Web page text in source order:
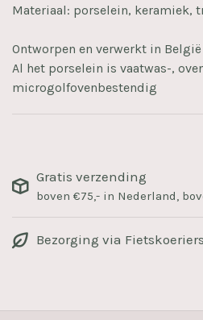
Materiaal: porselein, keramiek,
Ontworpen en verwerkt in België
Al het porselein is vaatwas-,
microgolfovenbestendig
Gratis verzending
boven €75,- in Nederland,
Bezorging via